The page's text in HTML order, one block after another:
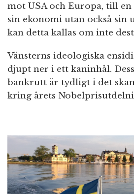
mot USA och Europa, till en
sin ekonomi utan också sin
kan detta kallas om inte
Vänsterns ideologiska
djupt ner i ett kaninhål.
bankrutt är tydligt i det
kring årets